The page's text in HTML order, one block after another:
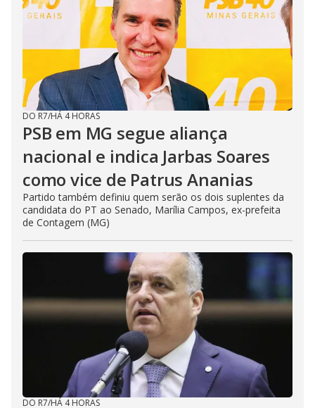
DO R7/HÁ 4 HORAS
PSB em MG segue aliança
nacional e indica Jarbas Soares
como vice de Patrus Ananias
Partido também definiu quem serão os dois suplentes da
candidata do PT ao Senado, Marília Campos, ex-prefeita
de Contagem (MG)
DO R7/HÁ 4 HORAS